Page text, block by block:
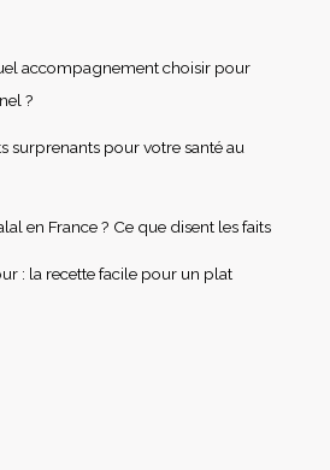
accompagnement choisir pour
?
surprenants pour votre santé au
en France ? Ce que disent les faits
: la recette facile pour un plat